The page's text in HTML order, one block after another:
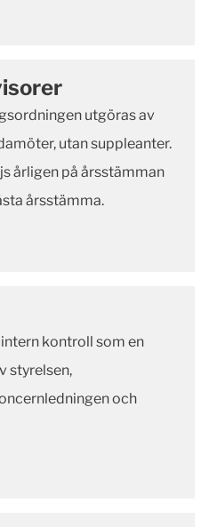
utgöras av
utan suppleanter.
årligen på årsstämman
årsstämma.
kontroll som en
styrelsen,
och